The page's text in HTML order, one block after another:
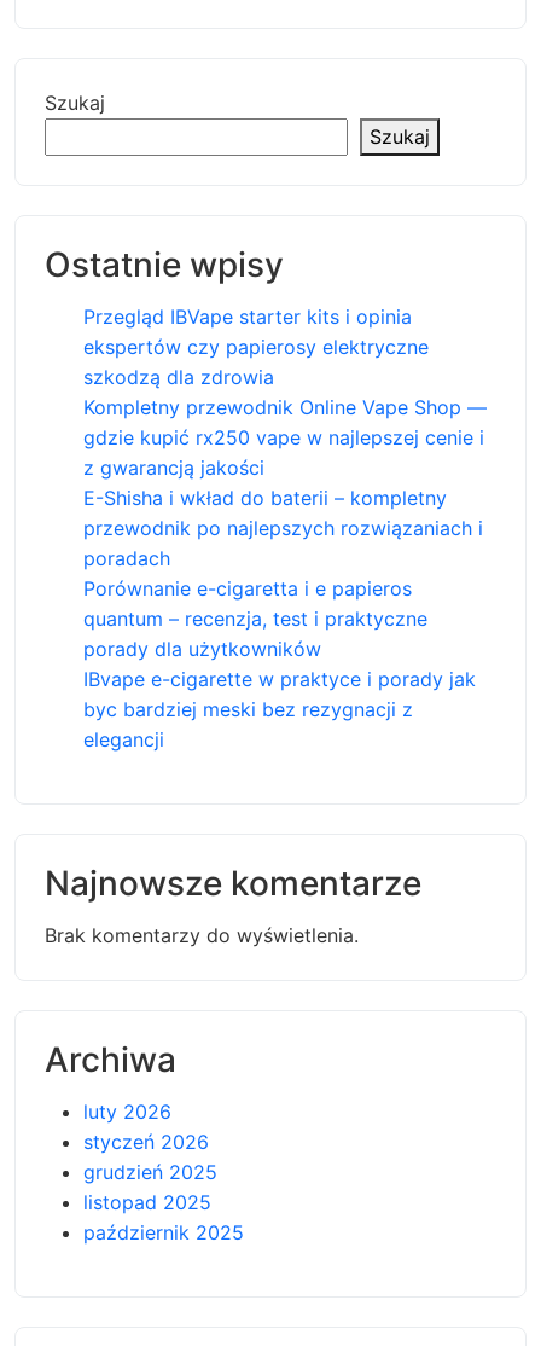
Szukaj
Szukaj
Ostatnie wpisy
Przegląd IBVape starter kits i opinia
ekspertów czy papierosy elektryczne
szkodzą dla zdrowia
Kompletny przewodnik Online Vape Shop —
gdzie kupić rx250 vape w najlepszej cenie i
z gwarancją jakości
E-Shisha i wkład do baterii – kompletny
przewodnik po najlepszych rozwiązaniach i
poradach
Porównanie e-cigaretta i e papieros
quantum – recenzja, test i praktyczne
porady dla użytkowników
IBvape e-cigarette w praktyce i porady jak
byc bardziej meski bez rezygnacji z
elegancji
Najnowsze komentarze
Brak komentarzy do wyświetlenia.
Archiwa
luty 2026
styczeń 2026
grudzień 2025
listopad 2025
październik 2025